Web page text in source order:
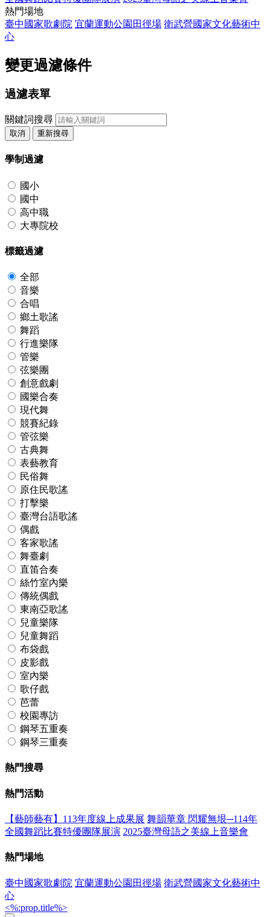
熱門場地
臺中國家歌劇院 宜蘭運動公園田徑場 衛武營國家文化藝術中
心
變更過濾條件
過濾表單
關鍵詞搜尋
取消 重新搜尋
學制過濾
國小
國中
高中職
大專院校
標籤過濾
全部
音樂
合唱
鄉土歌謠
舞蹈
行進樂隊
管樂
弦樂團
創意戲劇
國樂合奏
現代舞
競賽紀錄
管弦樂
古典舞
表藝教育
民俗舞
原住民歌謠
打擊樂
臺灣台語歌謠
偶戲
客家歌謠
舞臺劇
直笛合奏
絲竹室內樂
傳統偶戲
東南亞歌謠
兒童樂隊
兒童舞蹈
布袋戲
皮影戲
室內樂
歌仔戲
芭蕾
校園專訪
鋼琴五重奏
鋼琴三重奏
熱門搜尋
熱門活動
【藝師藝有】113年度線上成果展 舞韻華章 閃耀無垠─114年
全國舞蹈比賽特優團隊展演 2025臺灣母語之美線上音樂會
熱門場地
臺中國家歌劇院 宜蘭運動公園田徑場 衛武營國家文化藝術中
心
<%:prop.title%>